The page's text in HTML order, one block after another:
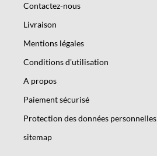
Contactez-nous
Livraison
Mentions légales
Conditions d'utilisation
A propos
Paiement sécurisé
Protection des données personnelles
sitemap